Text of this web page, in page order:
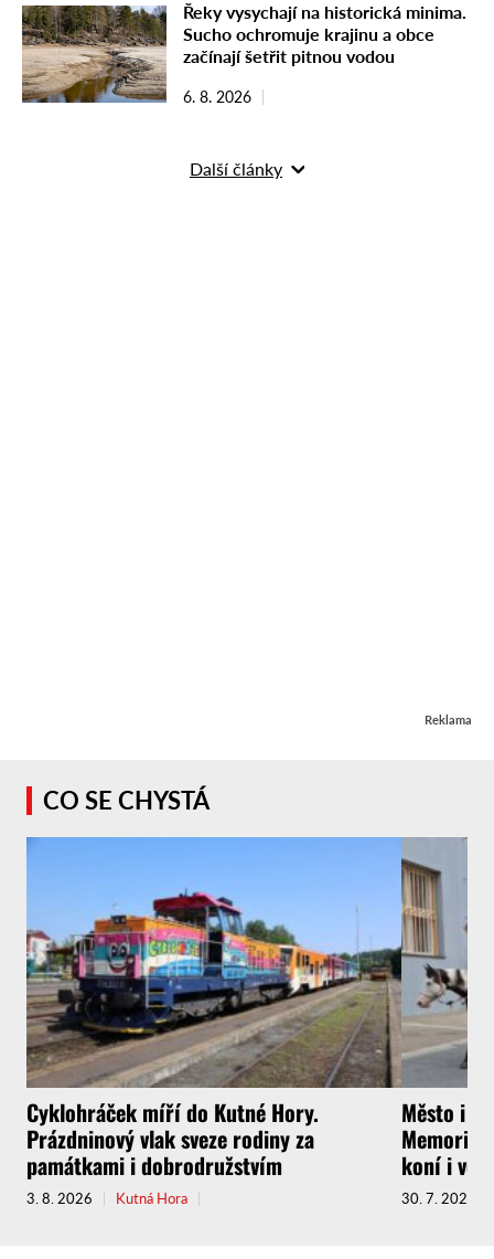
Řeky vysychají na historická minima.
Sucho ochromuje krajinu a obce
začínají šetřit pitnou vodou
6. 8. 2026
Další články
Reklama
CO SE CHYSTÁ
Cyklohráček míří do Kutné Hory.
Prázdninový vlak sveze rodiny za
památkami i dobrodružstvím
3. 8. 2026 Kutná Hora
Město i
Memoriál
koní i
30. 7. 2026